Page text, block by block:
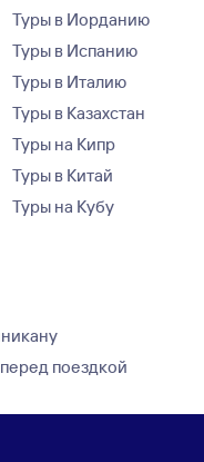
Туры в Иорданию
Туры в Испанию
Туры в Италию
Туры в Казахстан
Туры на Кипр
Туры в Китай
Туры на Кубу
поездкой